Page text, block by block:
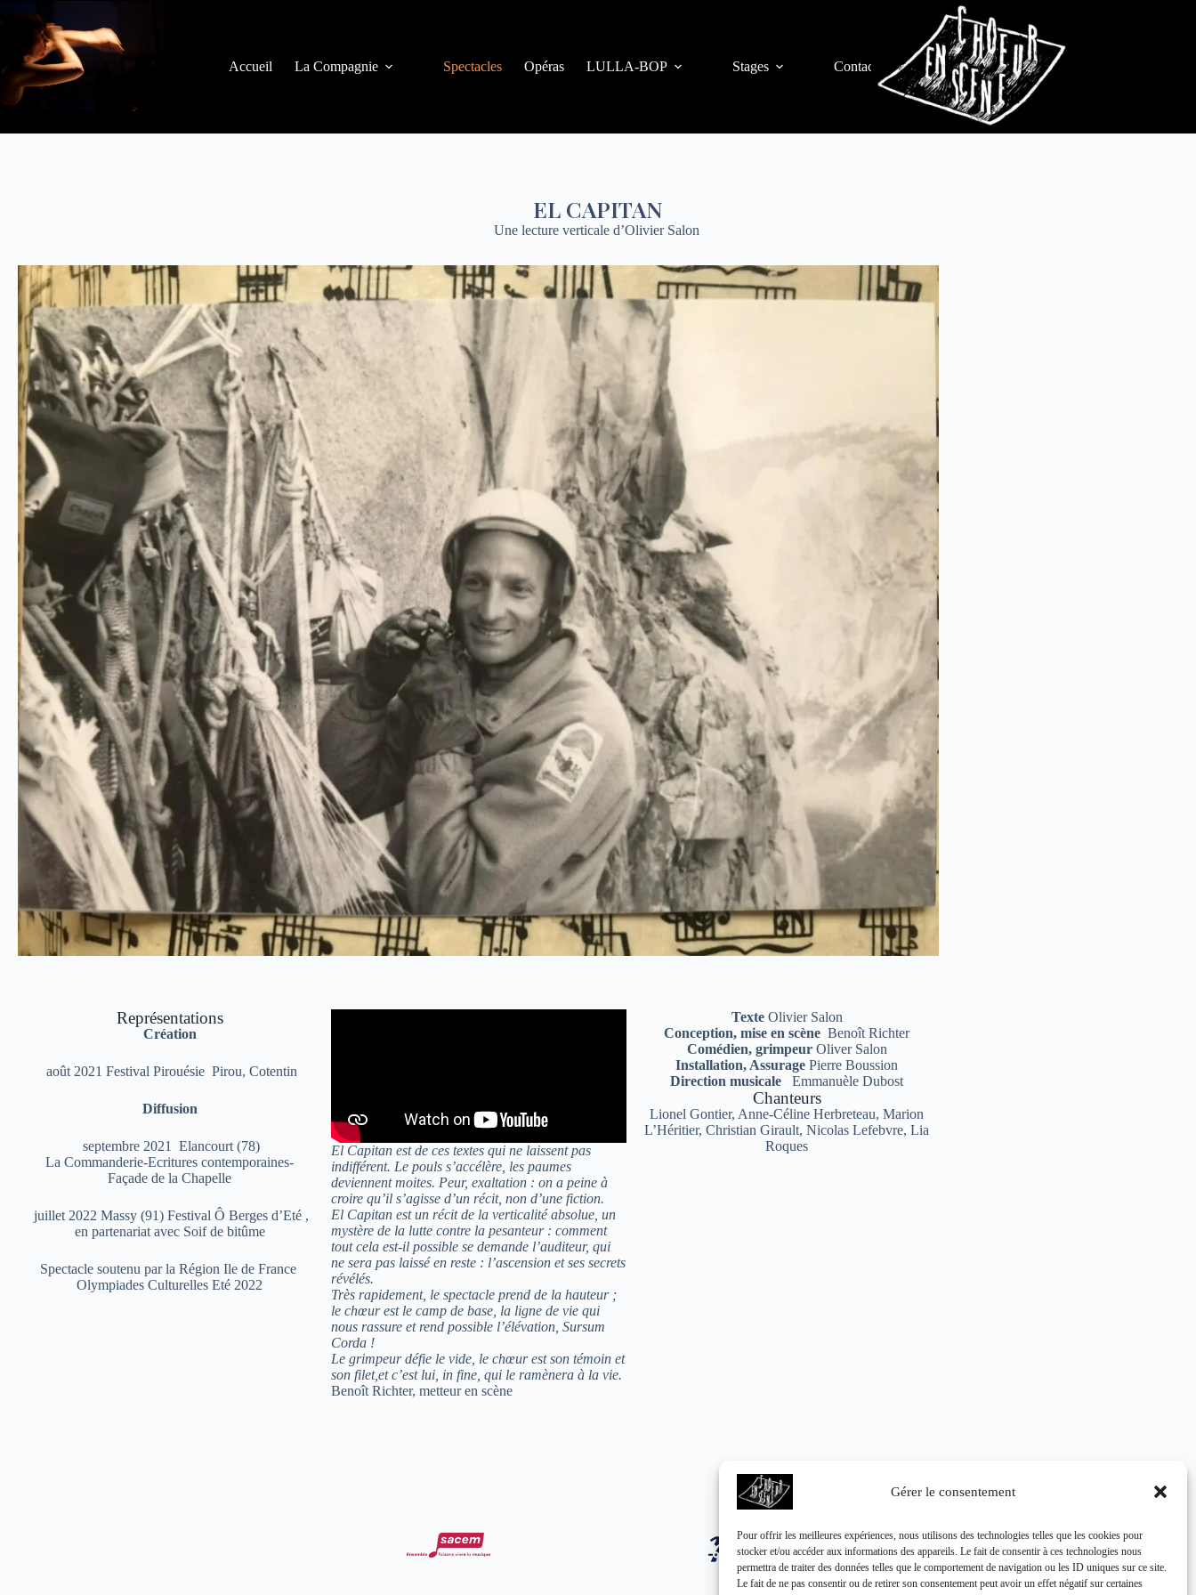
Gérer le consentement
Pour offrir les meilleures expériences, nous utilisons des technologies telles que les cookies pour
stocker et/ou accéder aux informations des appareils. Le fait de consentir à ces technologies nous
permettra de traiter des données telles que le comportement de navigation ou les ID uniques sur ce site.
Le fait de ne pas consentir ou de retirer son consentement peut avoir un effet négatif sur certaines
Accueil La Compagnie Spectacles Opéras LULLA-BOP Stages Contacts
EL CAPITAN
Une lecture verticale d’Olivier Salon
Représentations
Création
août 2021 Festival Pirouésie Pirou, Cotentin
Diffusion
septembre 2021 Elancourt (78)
La Commanderie-Ecritures contemporaines-
Façade de la Chapelle
juillet 2022 Massy (91) Festival Ô Berges d’Eté ,
en partenariat avec Soif de bitûme
Spectacle soutenu par la Région Ile de France
Olympiades Culturelles Eté 2022
El Capitan est de ces textes qui ne laissent pas
indifférent. Le pouls s’accélère, les paumes
deviennent moites. Peur, exaltation : on a peine à
croire qu’il s’agisse d’un récit, non d’une fiction.
El Capitan est un récit de la verticalité absolue, un
mystère de la lutte contre la pesanteur : comment
tout cela est-il possible se demande l’auditeur, qui
ne sera pas laissé en reste : l’ascension et ses secrets
révélés.
Très rapidement, le spectacle prend de la hauteur ;
le chœur est le camp de base, la ligne de vie qui
nous rassure et rend possible l’élévation, Sursum
Corda !
Le grimpeur défie le vide, le chœur est son témoin et
son filet,et c’est lui, in fine, qui le ramènera à la vie.
Benoît Richter, metteur en scène
TexteOlivier Salon
Conception, mise en scène Benoît Richter
Comédien, grimpeurOliver Salon
Installation, Assurage Pierre Boussion
Direction musicale
Emmanuèle Dubost
Chanteurs
Lionel Gontier, Anne-Céline Herbreteau, Marion
L’Héritier, Christian Girault, Nicolas Lefebvre, Lia
Roques